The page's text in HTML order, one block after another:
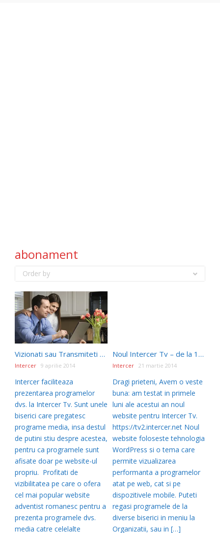
abonament
Order by
Vizionati sau Transmiteti prin Intercer Tv
Intercer 9 aprilie 2014
Intercer faciliteaza
prezentarea programelor
dvs. la Intercer Tv. Sunt unele
biserici care pregatesc
programe media, insa destul
de putini stiu despre acestea,
pentru ca programele sunt
afisate doar pe website-ul
propriu. Profitati de
vizibilitatea pe care o ofera
cel mai popular website
adventist romanesc pentru a
prezenta programele dvs.
media catre celelalte
Noul Intercer Tv – de la 1 Aprilie 2014
Intercer 21 martie 2014
Dragi prieteni, Avem o veste
buna: am testat in primele
luni ale acestui an noul
website pentru Intercer Tv.
https://tv2.intercer.net Noul
website foloseste tehnologia
WordPress si o tema care
permite vizualizarea
performanta a programelor
atat pe web, cat si pe
dispozitivele mobile. Puteti
regasi programele de la
diverse biserici in meniu la
Organizatii, sau in […]